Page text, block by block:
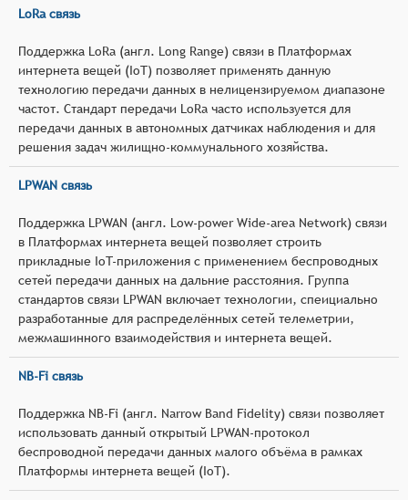
LoRa связь
Поддержка LoRa (англ. Long Range) связи в Платформах
интернета вещей (IoT) позволяет применять данную
технологию передачи данных в нелицензируемом диапазоне
частот. Стандарт передачи LoRa часто используется для
передачи данных в автономных датчиках наблюдения и для
решения задач жилищно-коммунального хозяйства.
LPWAN связь
Поддержка LPWAN (англ. Low-power Wide-area Network) связи
в Платформах интернета вещей позволяет строить
прикладные IoT-приложения с применением беспроводных
сетей передачи данных на дальние расстояния. Группа
стандартов связи LPWAN включает технологии, спеициально
разработанные для распределённых сетей телеметрии,
межмашинного взаимодействия и интернета вещей.
NB-Fi связь
Поддержка NB-Fi (англ. Narrow Band Fidelity) связи позволяет
использовать данный открытый LPWAN-протокол
беспроводной передачи данных малого объёма в рамках
Платформы интернета вещей (IoT).